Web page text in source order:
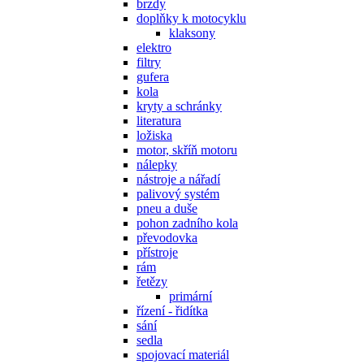
brzdy
doplňky k motocyklu
klaksony
elektro
filtry
gufera
kola
kryty a schránky
literatura
ložiska
motor, skříň motoru
nálepky
nástroje a nářadí
palivový systém
pneu a duše
pohon zadního kola
převodovka
přístroje
rám
řetězy
primární
řízení - řidítka
sání
sedla
spojovací materiál